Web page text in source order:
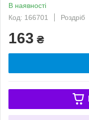
В наявності
Код: 166701
Роздріб
163 ₴